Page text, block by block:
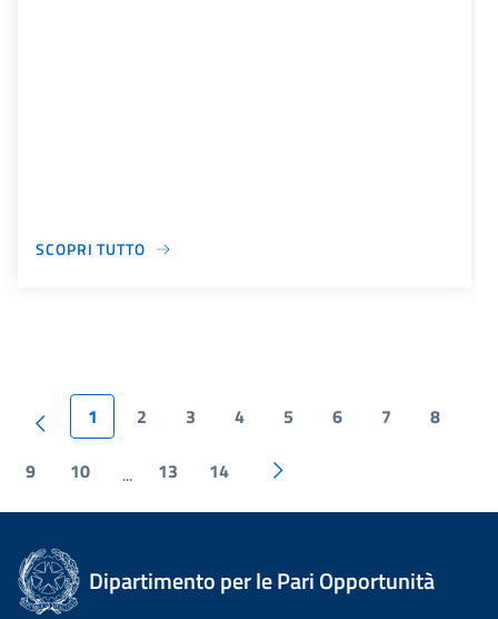
SCOPRI TUTTO
1 2 3 4 5 6 7 8
9 10 ... 13 14
Dipartimento per le Pari Opportunità